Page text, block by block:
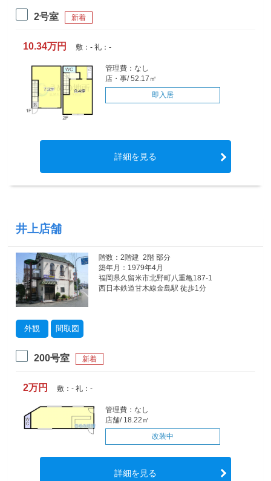
2号室 新着
10.34万円 敷：- 礼：-
管理費：なし
店・事/ 52.17㎡
即入居
詳細を見る
井上店舗
外観 間取図
階数：2階建 2階 部分
築年月：1979年4月
福岡県久留米市北野町八重亀187-1
西日本鉄道甘木線金島駅 徒歩1分
200号室 新着
2万円 敷：- 礼：-
管理費：なし
店舗/ 18.22㎡
改装中
詳細を見る